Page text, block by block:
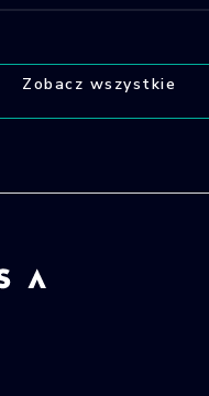
Zobacz wszystkie